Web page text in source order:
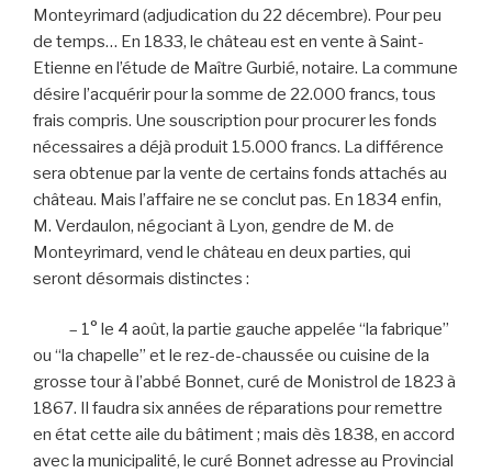
Monteyrimard (adjudication du 22 décembre). Pour peu
de temps… En 1833, le château est en vente à Saint-
Etienne en l’étude de Maître Gurbié, notaire. La commune
désire l’acquérir pour la somme de 22.000 francs, tous
frais compris. Une souscription pour procurer les fonds
nécessaires a déjà produit 15.000 francs. La différence
sera obtenue par la vente de certains fonds attachés au
château. Mais l’affaire ne se conclut pas. En 1834 enfin,
M. Verdaulon, négociant à Lyon, gendre de M. de
Monteyrimard, vend le château en deux parties, qui
seront désormais distinctes :
– 1° le 4 août, la partie gauche appelée “la fabrique”
ou “la chapelle” et le rez-de-chaussée ou cuisine de la
grosse tour à l’abbé Bonnet, curé de Monistrol de 1823 à
1867. Il faudra six années de réparations pour remettre
en état cette aile du bâtiment ; mais dès 1838, en accord
avec la municipalité, le curé Bonnet adresse au Provincial